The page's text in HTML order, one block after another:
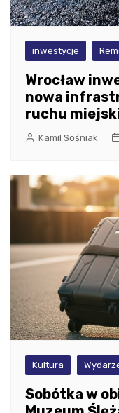
inwestycje
Wrocław
nowa
ruchu
Kamil Sośniak
Kultura
Sobótka w